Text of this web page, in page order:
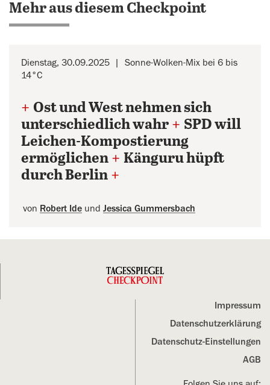
Mehr aus diesem Checkpoint
Dienstag, 30.09.2025
Sonne-Wolken-Mix bei 6 bis
14°C
+ Ost und West nehmen sich
unterschiedlich wahr + SPD will
Leichen-Kompostierung
ermöglichen + Känguru hüpft
durch Berlin +
von Robert Ide und Jessica Gummersbach
Impressum
Datenschutz­erklärung
Datenschutz-Einstellungen
AGB